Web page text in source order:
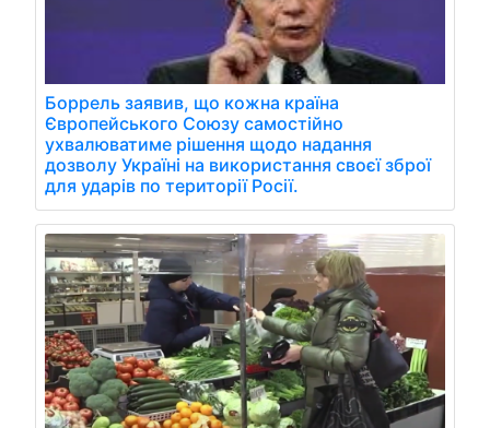
Боррель заявив, що кожна країна
Європейського Союзу самостійно
ухвалюватиме рішення щодо надання
дозволу Україні на використання своєї зброї
для ударів по території Росії.